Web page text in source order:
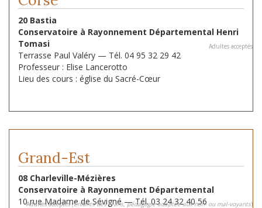
20 Bastia
Conservatoire à Rayonnement Départemental Henri
Tomasi
Terrasse Paul Valéry — Tél. 04 95 32 29 42
Professeur : Elise Lancerotto
Lieu des cours : église du Sacré-Cœur
Adultes acceptés
Grand-Est
08 Charleville-Mézières
Conservatoire à Rayonnement Départemental
10 rue Madame de Sévigné — Tél. 03 24 32 40 56
Adultes acceptés (Enfants dès 6 ans, pédagogie adaptée aux non- ou mal-voyants)